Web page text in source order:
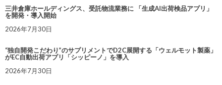
三井倉庫ホールディングス、受託物流業務に 「生成AI出荷検品アプリ」
を開発・導入開始
2026年7月30日
“独自開発こだわり”のサプリメントでD2C展開する「ウェルモット製薬」
がEC自動出荷アプリ「シッピーノ」を導入
2026年7月30日